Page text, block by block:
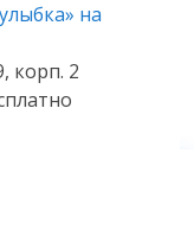
на
корп. 2